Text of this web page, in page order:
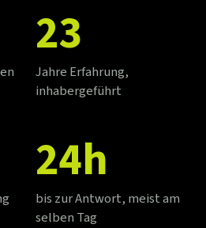
23
Jahre Erfahrung,
inhabergeführt
24h
bis zur Antwort, meist am
selben Tag